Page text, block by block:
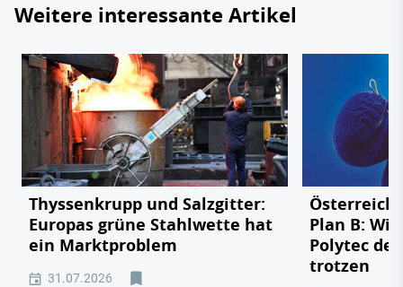
Weitere interessante Artikel
Thyssenkrupp und Salzgitter:
Europas grüne Stahlwette hat
ein Marktproblem
31.07.2026
Plan B:
Polytec
trotzen